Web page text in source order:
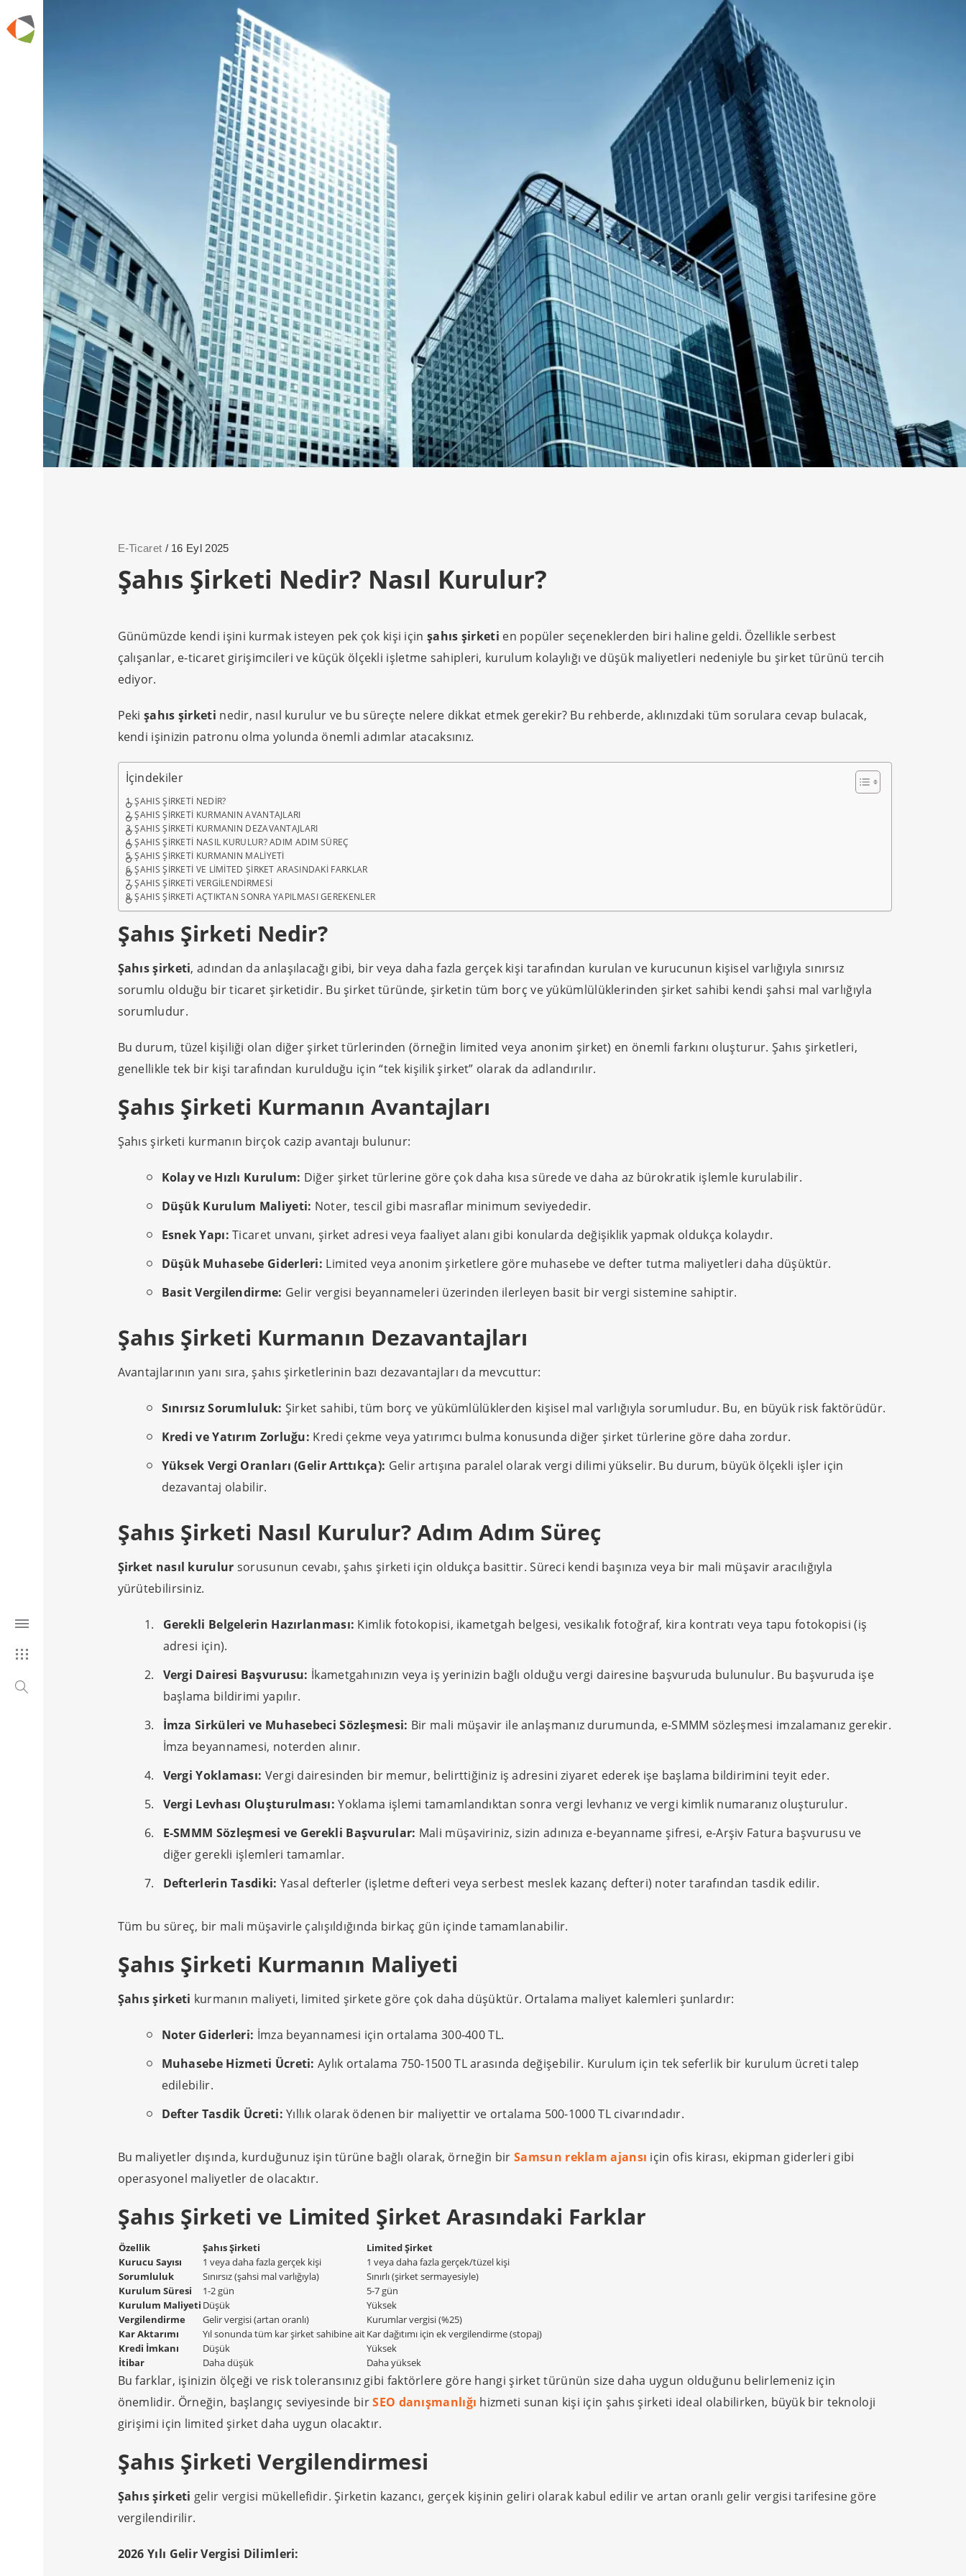
E-Ticaret / 16 Eyl 2025
Şahıs Şirketi Nedir? Nasıl Kurulur?
Günümüzde kendi işini kurmak isteyen pek çok kişi için şahıs şirketi en popüler seçeneklerden biri haline geldi. Özellikle serbest
çalışanlar, e-ticaret girişimcileri ve küçük ölçekli işletme sahipleri, kurulum kolaylığı ve düşük maliyetleri nedeniyle bu şirket türünü tercih
ediyor.
Peki şahıs şirketi nedir, nasıl kurulur ve bu süreçte nelere dikkat etmek gerekir? Bu rehberde, aklınızdaki tüm sorulara cevap bulacak,
kendi işinizin patronu olma yolunda önemli adımlar atacaksınız.
İçindekiler
ŞAHIS ŞIRKETI NEDIR?
ŞAHIS ŞIRKETI KURMANIN AVANTAJLARI
ŞAHIS ŞIRKETI KURMANIN DEZAVANTAJLARI
ŞAHIS ŞIRKETI NASIL KURULUR? ADIM ADIM SÜREÇ
ŞAHIS ŞIRKETI KURMANIN MALIYETI
ŞAHIS ŞIRKETI VE LIMITED ŞIRKET ARASINDAKI FARKLAR
ŞAHIS ŞIRKETI VERGILENDIRMESI
ŞAHIS ŞIRKETI AÇTIKTAN SONRA YAPILMASI GEREKENLER
Şahıs Şirketi Nedir?
Şahıs şirketi, adından da anlaşılacağı gibi, bir veya daha fazla gerçek kişi tarafından kurulan ve kurucunun kişisel varlığıyla sınırsız
sorumlu olduğu bir ticaret şirketidir. Bu şirket türünde, şirketin tüm borç ve yükümlülüklerinden şirket sahibi kendi şahsi mal varlığıyla
sorumludur.
Bu durum, tüzel kişiliği olan diğer şirket türlerinden (örneğin limited veya anonim şirket) en önemli farkını oluşturur. Şahıs şirketleri,
genellikle tek bir kişi tarafından kurulduğu için “tek kişilik şirket” olarak da adlandırılır.
Şahıs Şirketi Kurmanın Avantajları
Şahıs şirketi kurmanın birçok cazip avantajı bulunur:
Kolay ve Hızlı Kurulum: Diğer şirket türlerine göre çok daha kısa sürede ve daha az bürokratik işlemle kurulabilir.
Düşük Kurulum Maliyeti: Noter, tescil gibi masraflar minimum seviyededir.
Esnek Yapı: Ticaret unvanı, şirket adresi veya faaliyet alanı gibi konularda değişiklik yapmak oldukça kolaydır.
Düşük Muhasebe Giderleri: Limited veya anonim şirketlere göre muhasebe ve defter tutma maliyetleri daha düşüktür.
Basit Vergilendirme: Gelir vergisi beyannameleri üzerinden ilerleyen basit bir vergi sistemine sahiptir.
Şahıs Şirketi Kurmanın Dezavantajları
Avantajlarının yanı sıra, şahıs şirketlerinin bazı dezavantajları da mevcuttur:
Sınırsız Sorumluluk: Şirket sahibi, tüm borç ve yükümlülüklerden kişisel mal varlığıyla sorumludur. Bu, en büyük risk faktörüdür.
Kredi ve Yatırım Zorluğu: Kredi çekme veya yatırımcı bulma konusunda diğer şirket türlerine göre daha zordur.
Yüksek Vergi Oranları (Gelir Arttıkça): Gelir artışına paralel olarak vergi dilimi yükselir. Bu durum, büyük ölçekli işler için
dezavantaj olabilir.
Şahıs Şirketi Nasıl Kurulur? Adım Adım Süreç
Şirket nasıl kurulur sorusunun cevabı, şahıs şirketi için oldukça basittir. Süreci kendi başınıza veya bir mali müşavir aracılığıyla
yürütebilirsiniz.
Gerekli Belgelerin Hazırlanması: Kimlik fotokopisi, ikametgah belgesi, vesikalık fotoğraf, kira kontratı veya tapu fotokopisi (iş
adresi için).
Vergi Dairesi Başvurusu: İkametgahınızın veya iş yerinizin bağlı olduğu vergi dairesine başvuruda bulunulur. Bu başvuruda işe
başlama bildirimi yapılır.
İmza Sirküleri ve Muhasebeci Sözleşmesi: Bir mali müşavir ile anlaşmanız durumunda, e-SMMM sözleşmesi imzalamanız gerekir.
İmza beyannamesi, noterden alınır.
Vergi Yoklaması: Vergi dairesinden bir memur, belirttiğiniz iş adresini ziyaret ederek işe başlama bildirimini teyit eder.
Vergi Levhası Oluşturulması: Yoklama işlemi tamamlandıktan sonra vergi levhanız ve vergi kimlik numaranız oluşturulur.
E-SMMM Sözleşmesi ve Gerekli Başvurular: Mali müşaviriniz, sizin adınıza e-beyanname şifresi, e-Arşiv Fatura başvurusu ve
diğer gerekli işlemleri tamamlar.
Defterlerin Tasdiki: Yasal defterler (işletme defteri veya serbest meslek kazanç defteri) noter tarafından tasdik edilir.
Tüm bu süreç, bir mali müşavirle çalışıldığında birkaç gün içinde tamamlanabilir.
Şahıs Şirketi Kurmanın Maliyeti
Şahıs şirketi kurmanın maliyeti, limited şirkete göre çok daha düşüktür. Ortalama maliyet kalemleri şunlardır:
Noter Giderleri: İmza beyannamesi için ortalama 300-400 TL.
Muhasebe Hizmeti Ücreti: Aylık ortalama 750-1500 TL arasında değişebilir. Kurulum için tek seferlik bir kurulum ücreti talep
edilebilir.
Defter Tasdik Ücreti: Yıllık olarak ödenen bir maliyettir ve ortalama 500-1000 TL civarındadır.
Bu maliyetler dışında, kurduğunuz işin türüne bağlı olarak, örneğin birSamsun reklam ajansı için ofis kirası, ekipman giderleri gibi
operasyonel maliyetler de olacaktır.
Şahıs Şirketi ve Limited Şirket Arasındaki Farklar
Özellik Şahıs Şirketi
Limited Şirket
Kurucu Sayısı
1 veya daha fazla gerçek kişi
1 veya daha fazla gerçek/tüzel kişi
Sorumluluk
Sınırsız (şahsi mal varlığıyla)
Sınırlı (şirket sermayesiyle)
Kurulum Süresi
1-2 gün
5-7 gün
Kurulum Maliyeti Düşük
Yüksek
Vergilendirme
Gelir vergisi (artan oranlı)
Kurumlar vergisi (%25)
Kar Aktarımı
Yıl sonunda tüm kar şirket sahibine aitKar dağıtımı için ek vergilendirme (stopaj)
Kredi İmkanı
Düşük
Yüksek
İtibar
Daha düşük Daha yüksek
Bu farklar, işinizin ölçeği ve risk toleransınız gibi faktörlere göre hangi şirket türünün size daha uygun olduğunu belirlemeniz için
önemlidir. Örneğin, başlangıç seviyesinde birSEO danışmanlığı hizmeti sunan kişi için şahıs şirketi ideal olabilirken, büyük bir teknoloji
girişimi için limited şirket daha uygun olacaktır.
Şahıs Şirketi Vergilendirmesi
Şahıs şirketi gelir vergisi mükellefidir. Şirketin kazancı, gerçek kişinin geliri olarak kabul edilir ve artan oranlı gelir vergisi tarifesine göre
vergilendirilir.
2026 Yılı Gelir Vergisi Dilimleri: